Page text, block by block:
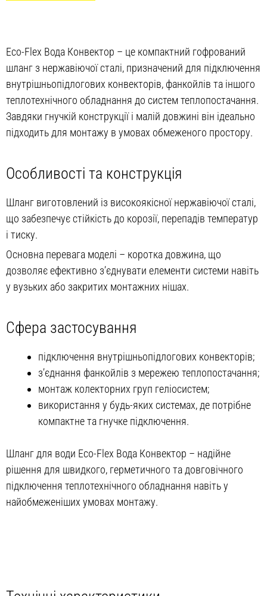
Eco-Flex Вода Конвектор – це компактний гофрований
шланг з нержавіючої сталі, призначений для підключення
внутрішньопідлогових конвекторів, фанкойлів та іншого
теплотехнічного обладнання до систем теплопостачання.
Завдяки гнучкій конструкції і малій довжині він ідеально
підходить для монтажу в умовах обмеженого простору.
Особливості та конструкція
Шланг виготовлений із високоякісної нержавіючої сталі,
що забезпечує стійкість до корозії, перепадів температур
і тиску.
Основна перевага моделі – коротка довжина, що
дозволяє ефективно з’єднувати елементи системи навіть
у вузьких або закритих монтажних нішах.
Сфера застосування
підключення внутрішньопідлогових конвекторів;
з’єднання фанкойлів з мережею теплопостачання;
монтаж колекторних груп геліосистем;
використання у будь-яких системах, де потрібне
компактне та гнучке підключення.
Шланг для води Eco-Flex Вода Конвектор – надійне
рішення для швидкого, герметичного та довговічного
підключення теплотехнічного обладнання навіть у
найобмеженіших умовах монтажу.